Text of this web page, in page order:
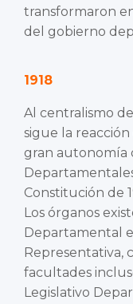
transformaron
del gobierno
1918
Al centralismo
sigue la
gran autonomía
Constitución de
Los órganos
Departamental
Representativa,
facultades
Legislativo